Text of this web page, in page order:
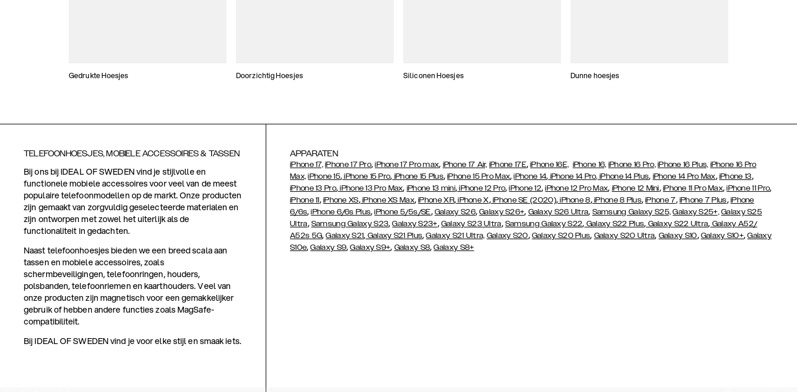
Gedrukte Hoesjes Doorzichtig Hoesjes Siliconen Hoesjes Dunne hoesjes
TELEFOONHOESJES, MOBIELE ACCESSOIRES & TASSEN
Bij ons bij IDEAL OF SWEDEN vind je stijlvolle en
functionele mobiele accessoires voor veel van de meest
populaire telefoonmodellen op de markt. Onze producten
zijn gemaakt van zorgvuldig geselecteerde materialen en
zijn ontworpen met zowel het uiterlijk als de
functionaliteit in gedachten.
Naast telefoonhoesjes bieden we een breed scala aan
tassen en mobiele accessoires, zoals
schermbeveiligingen, telefoonringen, houders,
polsbanden, telefoonriemen en kaarthouders. Veel van
onze producten zijn magnetisch voor een gemakkelijker
gebruik of hebben andere functies zoals MagSafe-
compatibiliteit.
Bij IDEAL OF SWEDEN vind je voor elke stijl en smaak iets.
APPARATEN
iPhone 17, iPhone 17 Pro,iPhone 17 Pro max, iPhone 17 Air, iPhone 17E,iPhone 16E, iPhone 16, iPhone 16 Pro, iPhone 16 Plus, iPhone 16 Pro
Max, iPhone 15, iPhone 15 Pro, iPhone 15 Plus,iPhone 15 Pro Max,iPhone 14, iPhone 14 Pro, iPhone 14 Plus, iPhone 14 Pro Max, iPhone 13,
iPhone 13 Pro, iPhone 13 Pro Max, iPhone 13 mini,iPhone 12 Pro,iPhone 12,iPhone 12 Pro Max, iPhone 12 Mini, iPhone 11 Pro Max,iPhone 11 Pro,
iPhone 11, iPhone XS,iPhone XS Max,iPhone XR,iPhone X,iPhone SE (2020),iPhone 8,iPhone 8 Plus,iPhone 7, iPhone 7 Plus, iPhone
6/6s,iPhone 6/6s Plus,iPhone 5/5s/SE, Galaxy S26,Galaxy S26+, Galaxy S26 Ultra, Samsung Galaxy S25, Galaxy S25+, Galaxy S25
Ultra, Samsung Galaxy S23,Galaxy S23+, Galaxy S23 Ultra, Samsung Galaxy S22, Galaxy S22 Plus, Galaxy S22 Ultra, Galaxy A52/
A52s 5G,Galaxy S21, Galaxy S21 Plus,Galaxy S21 Ultra, Galaxy S20, Galaxy S20 Plus, Galaxy S20 Ultra, Galaxy S10, Galaxy S10+,Galaxy
S10e,Galaxy S9,Galaxy S9+, Galaxy S8,Galaxy S8+